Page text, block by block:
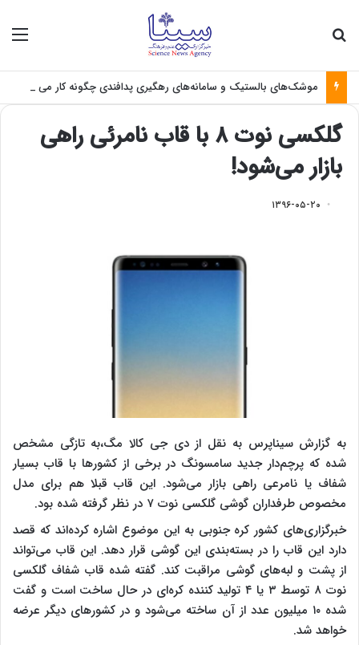
موشک‌های بالستیک و سامانه‌های رهگیری پدافندی چگونه کار می کنند؟
گلکسی نوت ۸ با قاب نامرئی راهی
بازار می‌شود!
۱۳۹۶-۰۵-۲۰
به گزارش سیناپرس به نقل از دی جی کالا مگ،به تازگی مشخص
شده که پرچم‌دار جدید سامسونگ در برخی از کشورها با قاب بسیار
شفاف یا نامرعی راهی بازار می‌شود. این قاب قبلا هم برای مدل
مخصوص طرفداران گوشی گلکسی نوت ۷ در نظر گرفته شده بود.
خبرگزاری‌های کشور کره جنوبی به این موضوع اشاره کرده‌اند که قصد
دارد این قاب را در بسته‌بندی این گوشی قرار دهد. این قاب می‌تواند
از پشت و لبه‌های گوشی مراقبت کند. گفته شده قاب شفاف گلکسی
نوت ۸ توسط ۳ یا ۴ تولید کننده کره‌ای در حال ساخت است و گفت
شده ۱۰ میلیون عدد از آن ساخته می‌شود و در کشورهای دیگر عرضه
خواهد شد.